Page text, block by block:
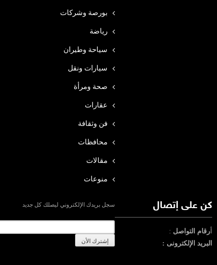
بورصة وشركات
رياضة
سياحة وطيران
سيارات ونقل
صحة ومرأة
عقارات
فن وثقافة
محافظات
مقالات
منوعات
كن على إتصال
رقام التواصل :
البريد الإلكترونى :
سجل بريدك الإلكتروني ليصلك كل جديد